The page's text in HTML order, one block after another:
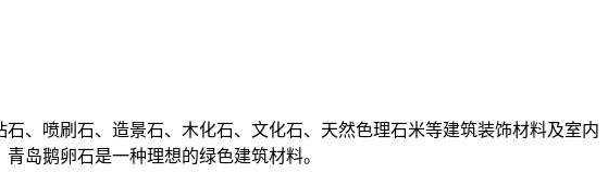
喷刷石、造景石、木化石、文化石、天然色理石米等建筑装饰材料及室内
岛鹅卵石是一种理想的绿色建筑材料。